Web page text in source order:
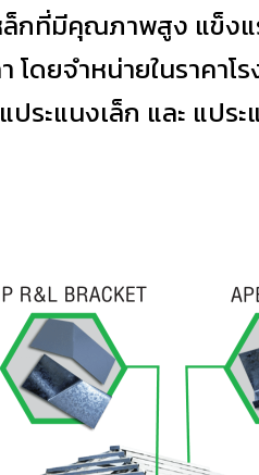
ล็กที่มีคุณภาพสูง แข็ง
ดยจำหน่ายในราคา
ระแนงเล็ก และ แปร